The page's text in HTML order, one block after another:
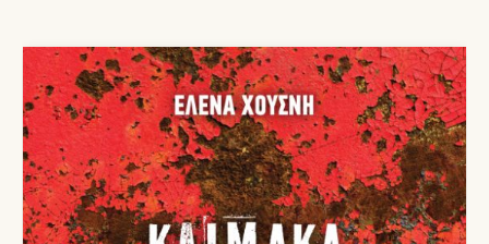
13,00 €.είναι:
11,70 €.